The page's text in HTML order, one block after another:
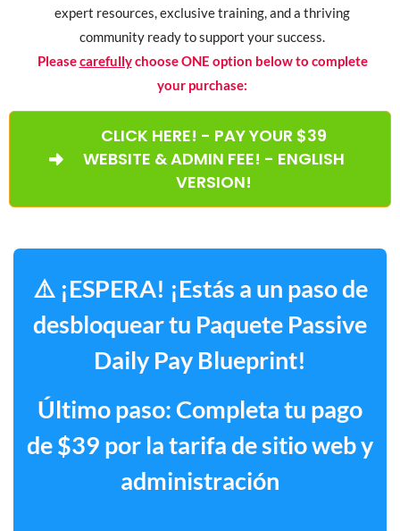
expert resources, exclusive training, and a thriving
community ready to support your success.
Pleasecarefullychoose ONE option below to complete
your purchase:
CLICK HERE! - PAY YOUR $39
WEBSITE & ADMIN FEE! - ENGLISH
VERSION!
⚠️ ¡ESPERA! ¡Estás a un paso de
desbloquear tu Paquete Passive
Daily Pay Blueprint!
Último paso: Completa tu pago
de $39 por la tarifa de sitio web y
administración